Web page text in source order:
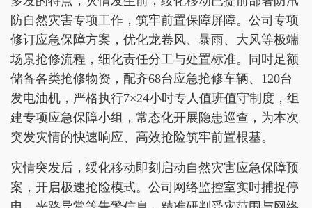
防自然灾害专项工作，筑牢前置保障屏障。公司专项
修订应急保障方案，优化龙卷风、暴雨、大风等极端
场景抢修流程，细化责任分工与处置标准。同时足额
储备各类抢修物资，配齐68台应急抢修车辆、120台
发电油机，严格执行7×24小时专人值班值守制度，组
建专项应急保障小组，常态化开展隐患巡查，为本次
突发灾情的快速响应、高效抢险筑牢前置根基。
灾情突发后，绥化移动即刻启动自然灾害应急保障预
案，开启极速抢险模式。公司网络监控室实时捕捉停